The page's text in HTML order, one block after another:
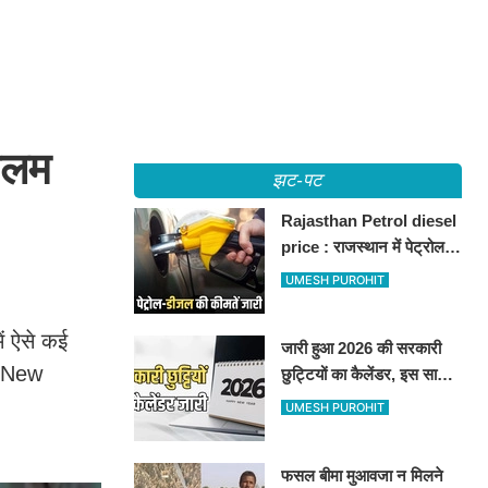
ऐसे कई
झट-पट
Rajasthan Petrol diesel
price : राजस्थान में पेट्रोल-
डीजल की कीमतें जारी, जानिए
UMESH PUROHIT
जारी हुआ 2026 की सरकारी
छुट्टियों का कैलेंडर, इस साल
कई बार मिलेगा लगातार
UMESH PUROHIT
फसल बीमा मुआवजा न मिलने